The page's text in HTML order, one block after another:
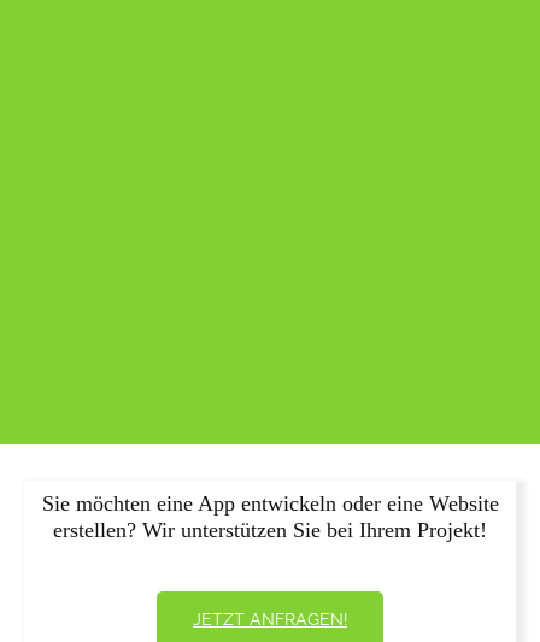
Sie möchten eine App entwickeln oder eine Website
erstellen? Wir unterstützen Sie bei Ihrem Projekt!
JETZT ANFRAGEN!